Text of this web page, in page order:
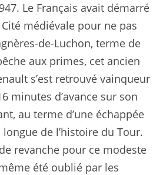
Le Français avait démarré
médiévale pour ne pas
de-Luchon, terme de
aux primes, cet ancien
s’est retrouvé vainqueur
minutes d’avance sur son
au terme d’une échappée
de l’histoire du Tour.
revanche pour ce modeste
été oublié par les